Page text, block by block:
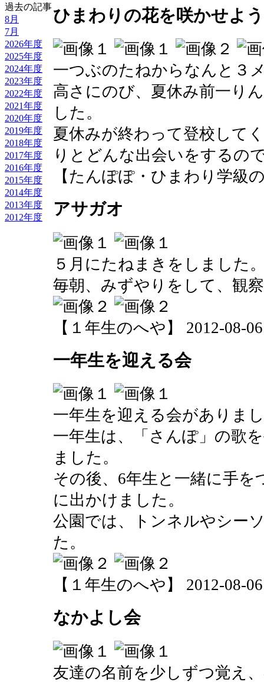
過去の記事
8月
7月
2026年度
2025年度
2024年度
2023年度
2022年度
2021年度
2020年度
2019年度
2018年度
2017年度
2016年度
2015年度
2014年度
2013年度
2012年度
ひまわりの花を咲かせよう
一つぶのたねからなんと３
高さにのび、夏休み前一り
した。
夏休みが終わって登校して
りとどんな出会いをするの
【たんぽぽ・ひまわり学級
アサガオ
５月にたねまきをしました
毎朝、みずやりをして、観
【１年生のへや】 2012-08-
一年生を迎える会
一年生を迎える会がありま
一年生は、「さんぽ」の歌
ました。
その後、6年生と一緒に手
に出かけました。
公園では、トンネルやシー
た。
【１年生のへや】 2012-08-
なかよし会
友達の名前を少しずつ覚え